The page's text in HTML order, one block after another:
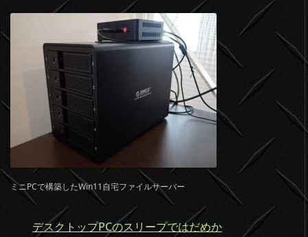
ミニPCで構築したWin11自宅ファイルサーバー
デスクトップPCのスリープではだめか